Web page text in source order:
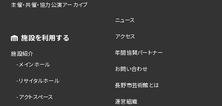
主催・共催・協力公演アーカイブ
施設を利用する
施設紹介
メインホール
リサイタルホール
アクトスペース
ニュース
アクセス
年間協賛パートナー
お問い合わせ
長野市芸術館とは
運営組織